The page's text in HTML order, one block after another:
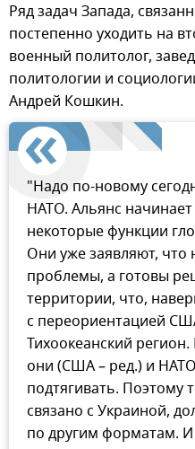
Ряд задач Запада,
постепенно уходить на
военный политолог,
политологии и
Андрей Кошкин.
"Надо по-новому
НАТО. Альянс
некоторые функции
Они уже заявляют, что
проблемы, а готовы
территории, что,
с переориентацией
Тихоокеанский
они (США – ред.) и
подтягивать. Поэтому
связано с Украиной,
по другим форматам. И